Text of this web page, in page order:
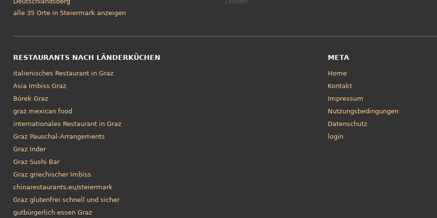
alle 35 Orte in Steiermark anzeigen
RESTAURANTS NACH LÄNDERKÜCHEN
italienisches Restaurant in Graz
Asia Imbiss Graz
Börek Graz
graz mexican food
internationales Restaurant in Graz
Graz Pauschal-Arrangements
Graz Inder
Graz Sushi Bar
Graz griechischer Imbiss
chinarestaurants.eu/steiermark
Graz glutenfrei schnell und sicher
gutbürgerlich essen Graz
META
Home
Kontakt
Impressum
Nutzungsbedingungen
Datenschutz
login